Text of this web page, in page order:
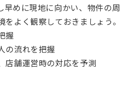
めに現地に向かい、物件の周
よく観察しておきましょう。
握
の流れを把握
舗運営時の対応を予測